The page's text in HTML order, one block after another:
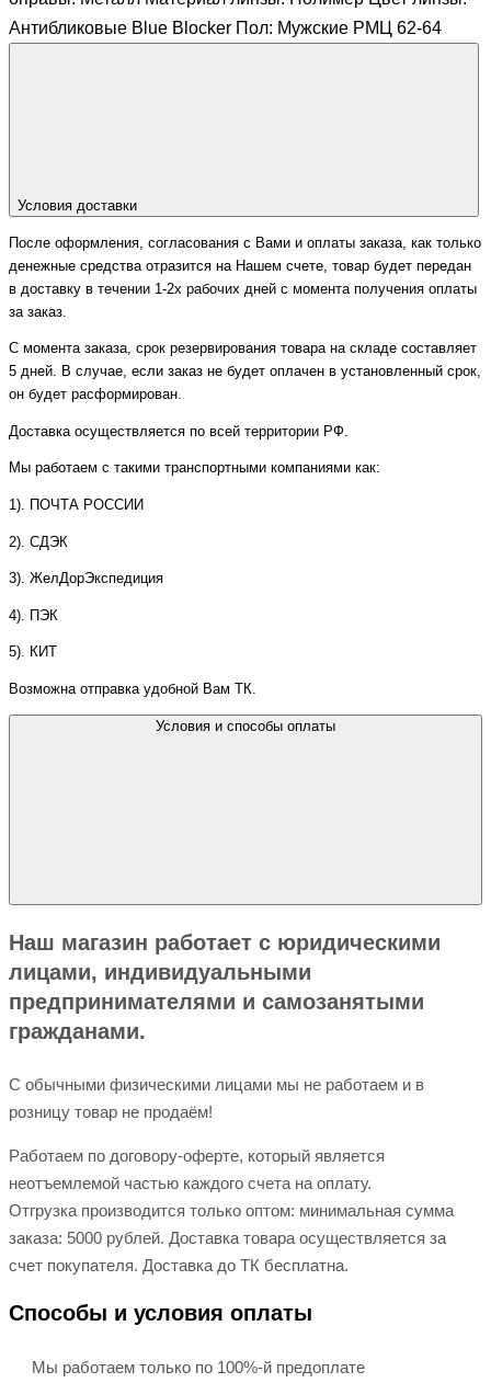
Антибликовые Blue Blocker Пол: Мужские РМЦ 62-64
Условия доставки
После оформления, согласования с Вами и оплаты заказа, как только
денежные средства отразится на Нашем счете, товар будет передан
в доставку в течении 1-2х рабочих дней с момента получения оплаты
за заказ.
С момента заказа, срок резервирования товара на складе составляет
5 дней. В случае, если заказ не будет оплачен в установленный срок,
он будет расформирован.
Доставка осуществляется по всей территории РФ.
Мы работаем с такими транспортными компаниями как:
1). ПОЧТА РОССИИ
2). СДЭК
3). ЖелДорЭкспедиция
4). ПЭК
5). КИТ
Возможна отправка удобной Вам ТК.
Условия и способы оплаты
Наш магазин работает с юридическими
лицами, индивидуальными
предпринимателями и самозанятыми
гражданами.
С обычными физическими лицами мы не работаем и в
розницу товар не продаём!
Работаем по договору-оферте, который является
неотъемлемой частью каждого счета на оплату.
Отгрузка производится только оптом: минимальная сумма
заказа: 5000 рублей. Доставка товара осуществляется за
счет покупателя. Доставка до ТК бесплатна.
Способы и условия оплаты
Мы работаем только по 100%-й предоплате